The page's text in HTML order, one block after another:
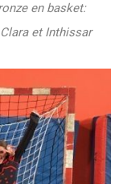
en basket:
Clara et Inthissar